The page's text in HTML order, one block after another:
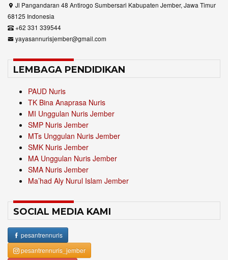
Jl Pangandaran 48 Antirogo Sumbersari Kabupaten Jember, Jawa Timur
68125 Indonesia
+62 331 339544
yayasannurisjember@gmail.com
LEMBAGA PENDIDIKAN
PAUD Nuris
TK Bina Anaprasa Nuris
MI Unggulan Nuris Jember
SMP Nuris Jember
MTs Unggulan Nuris Jember
SMK Nuris Jember
MA Unggulan Nuris Jember
SMA Nuris Jember
Ma’had Aly Nurul Islam Jember
SOCIAL MEDIA KAMI
pesantrennuris
pesantrennuris_jember